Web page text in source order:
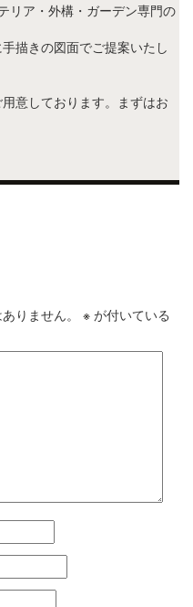
リア・外構・ガーデン専門の
描きの図面でご提案いたし
意しております。まずはお
りません。 ※ が付いている